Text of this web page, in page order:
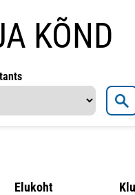
KÕND
Elukoht